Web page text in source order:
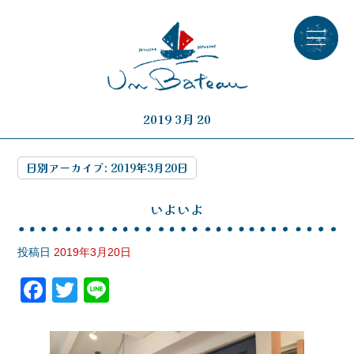
2019 3月 20
日別アーカイブ: 2019年3月20日
いよいよ
投稿日 2019年3月20日
F
c
T
tt
e